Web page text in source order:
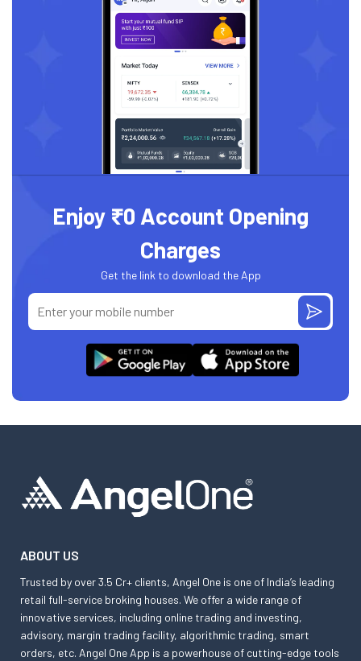
Enjoy ₹0 Account Opening
Charges
Get the link to download the App
ABOUT US
Trusted by over 3.5 Cr+ clients, Angel One is one of India’s leading
retail full-service broking houses. We offer a wide range of
innovative services, including online trading and investing,
advisory, margin trading facility, algorithmic trading, smart
orders, etc. Angel One App is a powerhouse of cutting-edge tools